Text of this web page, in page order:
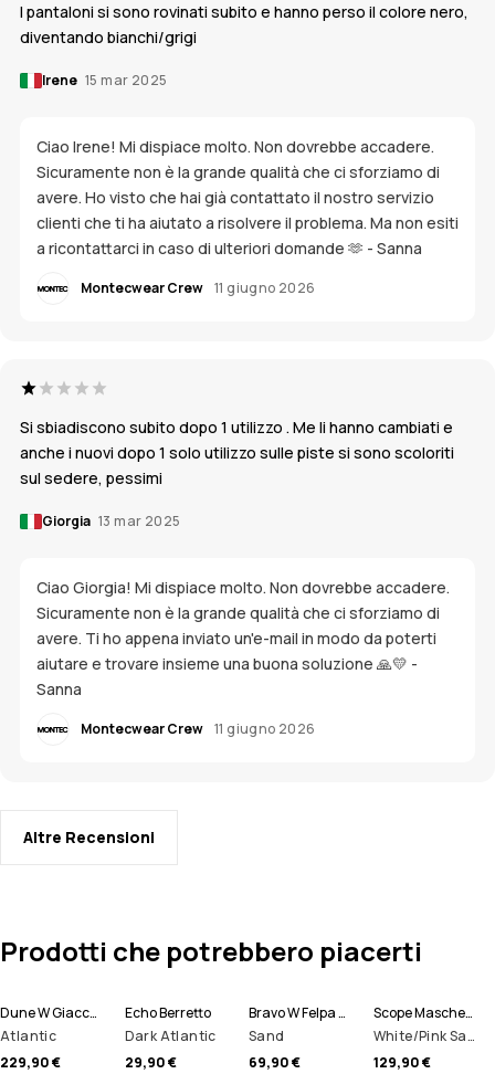
I pantaloni si sono rovinati subito e hanno perso il colore nero,
diventando bianchi/grigi
Irene 15 mar 2025
Ciao Irene! Mi dispiace molto. Non dovrebbe accadere.
Sicuramente non è la grande qualità che ci sforziamo di
avere. Ho visto che hai già contattato il nostro servizio
clienti che ti ha aiutato a risolvere il problema. Ma non esiti
a ricontattarci in caso di ulteriori domande 🫶 - Sanna
Montecwear Crew 11 giugno 2026
Si sbiadiscono subito dopo 1 utilizzo . Me li hanno cambiati e
anche i nuovi dopo 1 solo utilizzo sulle piste si sono scoloriti
sul sedere, pessimi
Giorgia 13 mar 2025
Ciao Giorgia! Mi dispiace molto. Non dovrebbe accadere.
Sicuramente non è la grande qualità che ci sforziamo di
avere. Ti ho appena inviato un'e-mail in modo da poterti
aiutare e trovare insieme una buona soluzione 🙏💛 -
Sanna
Montecwear Crew 11 giugno 2026
Altre Recensioni
Prodotti che potrebbero piacerti
Dune W Giacca Sci Donna
Atlantic
229,90 €
Echo Berretto
Dark Atlantic
29,90 €
Bravo W Felpa Pile Donna
Sand
69,90 €
Scope Maschera Sci
White/Pink Sapphire Mirror
129,90 €